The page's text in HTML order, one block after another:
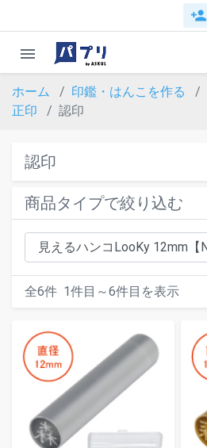
person_add
menu
ホーム 印鑑・はんこを作る
正印
認印
認印
商品タイプで絞り込む
全6件 1件目～6件目を表示